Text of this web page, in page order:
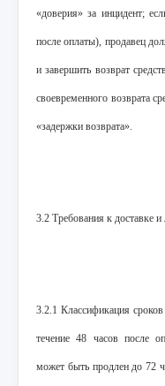
«доверия» за инцидент;
после оплаты), продавец
и завершить возврат
своевременного возврата
«задержки возврата».
3.2 Требования к доставке и
3.2.1 Классификация
течение 48 часов после
может быть продлен до 72